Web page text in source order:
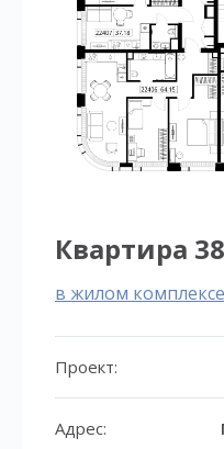
Квартира
в жилом
Проект:
Адрес: